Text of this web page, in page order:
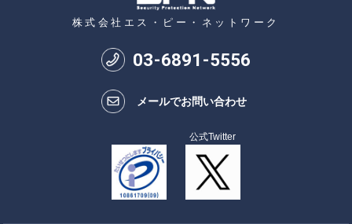
株式会社エス・ピー・ネットワーク
03-6891-5556
メールでお問い合わせ
公式Twitter